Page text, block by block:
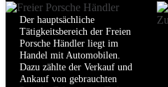
Der hauptsächliche
Tätigkeitsbereich der Freien
Porsche Händler liegt im
Handel mit Automobilen.
Dazu zählte der Verkauf und
Ankauf von gebrauchten